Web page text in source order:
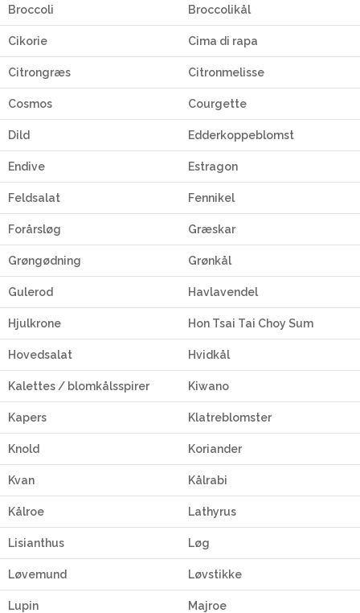
Broccoli Broccolikål
Cikorie Cima di rapa
Citrongræs Citronmelisse
Cosmos Courgette
Dild Edderkoppeblomst
Endive Estragon
Feldsalat Fennikel
Forårsløg Græskar
Grøngødning Grønkål
Gulerod Havlavendel
Hjulkrone Hon Tsai Tai Choy Sum
Hovedsalat Hvidkål
Kalettes / blomkålsspirer Kiwano
Kapers Klatreblomster
Knold Koriander
Kvan Kålrabi
Kålroe Lathyrus
Lisianthus Løg
Løvemund Løvstikke
Lupin Majroe